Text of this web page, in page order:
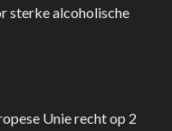
sterke alcoholische
Unie recht op 2